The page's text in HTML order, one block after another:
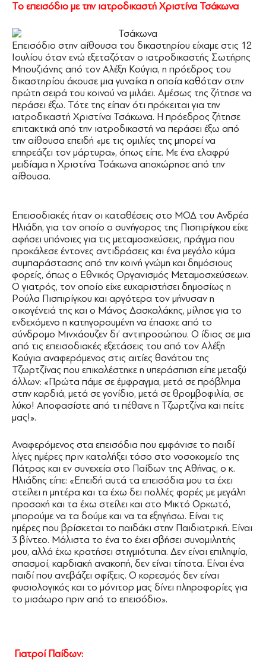
Το επεισόδιο με την ιατροδικαστή Χριστίνα Τσάκωνα
Επεισόδιο στην αίθουσα του δικαστηρίου είχαμε στις 12
Ιουλίου όταν ενώ εξεταζόταν ο ιατροδικαστής Σωτήρης
Μπουζιάνης από τον Αλέξη Κούγια, η πρόεδρος του
δικαστηρίου άκουσε μια γυναίκα η οποία καθόταν στην
πρώτη σειρά του κοινού να μιλάει. Αμέσως της ζήτησε να
περάσει έξω. Τότε της είπαν ότι πρόκειται για την
ιατροδικαστή Χριστίνα Τσάκωνα. Η πρόεδρος ζήτησε
επιτακτικά από την ιατροδικαστή να περάσει έξω από
την αίθουσα επειδή «με τις ομιλίες της μπορεί να
επηρεάζει τον μάρτυρα», όπως είπε. Με ένα ελαφρύ
μειδίαμα η Χριστίνα Τσάκωνα αποχώρησε από την
αίθουσα.
Επεισοδιακές ήταν οι καταθέσεις στο ΜΟΔ του Ανδρέα
Ηλιάδη, για τον οποίο ο συνήγορος της Πισπιρίγκου είχε
αφήσει υπόνοιες για τις μεταμοσχεύσεις, πράγμα που
προκάλεσε έντονες αντιδράσεις και ένα μεγάλο κύμα
συμπαράστασης από την κοινή γνώμη και δημόσιους
φορείς, όπως ο Εθνικός Οργανισμός Μεταμοσχεύσεων.
Ο γιατρός, τον οποίο είχε ευχαριστήσει δημοσίως η
Ρούλα Πισπιρίγκου και αργότερα τον μήνυσαν η
οικογένειά της και ο Μάνος Δασκαλάκης, μίλησε για το
ενδεχόμενο η κατηγορουμένη να έπασχε από το
σύνδρομο Μινχάουζεν δι’ αντιπροσώπου. Ο ίδιος σε μια
από τις επεισοδιακές εξετάσεις του από τον Αλέξη
Κούγια αναφερόμενος στις αιτίες θανάτου της
Τζωρτζίνας που επικαλέστηκε η υπεράσπιση είπε μεταξύ
άλλων: «Πρώτα πάμε σε έμφραγμα, μετά σε πρόβλημα
στην καρδιά, μετά σε γονίδιο, μετά σε θρομβοφιλία, σε
λύκο! Αποφασίστε από τι πέθανε η Τζωρτζίνα και πείτε
μας!».
Αναφερόμενος στα επεισόδια που εμφάνισε το παιδί
λίγες ημέρες πριν καταλήξει τόσο στο νοσοκομείο της
Πάτρας και εν συνεχεία στο Παίδων της Αθήνας, ο κ.
Ηλιάδης είπε: «Επειδή αυτά τα επεισόδια μου τα έχει
στείλει η μητέρα και τα έχω δει πολλές φορές με μεγάλη
προσοχή και τα έχω στείλει και στο Μικτό Ορκωτό,
μπορούμε να τα δούμε και να τα εξηγήσω. Είναι τις
ημέρες που βρίσκεται το παιδάκι στην Παιδιατρική. Είναι
3 βίντεο. Μάλιστα το ένα το έχει σβήσει συνομιλητής
μου, αλλά έχω κρατήσει στιγμιότυπα. Δεν είναι επιληψία,
σπασμοί, καρδιακή ανακοπή, δεν είναι τίποτα. Είναι ένα
παιδί που ανεβάζει σφίξεις. Ο κορεσμός δεν είναι
φυσιολογικός και το μόνιτορ μας δίνει πληροφορίες για
το μισάωρο πριν από το επεισόδιο».
Γιατροί Παίδων: